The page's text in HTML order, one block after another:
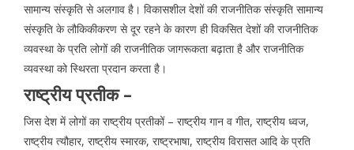
सामान्य संस्कृति से अलगाव है। विकासशील देशों की राजनीतिक संस्कृति सामान्य
संस्कृति के लौकिकीकरण से दूर रहने के कारण ही विकसित देशों की राजनीतिक
व्यवस्था के प्रति लोगों की राजनीतिक जागरूकता बढ़ाता है और राजनीतिक
व्यवस्था को स्थिरता प्रदान करता है।
राष्ट्रीय प्रतीक –
जिस देश में लोगों का राष्ट्रीय प्रतीकों – राष्ट्रीय गान व गीत, राष्ट्रीय ध्वज,
राष्ट्रीय त्यौहार, राष्ट्रीय स्मारक, राष्ट्रभाषा, राष्ट्रीय विरासत आदि के प्रति